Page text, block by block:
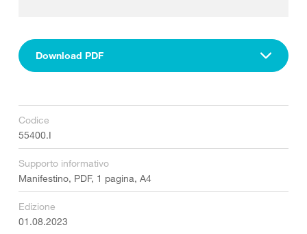
Download PDF
Codice
55400.I
Supporto informativo
Manifestino, PDF, 1 pagina, A4
Edizione
01.08.2023